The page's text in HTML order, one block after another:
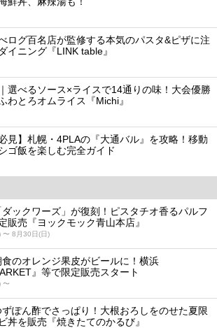
ログ百名店が監修する本気のパスタ&ピザに注
イニング『LINK table』
選べるソース×ライスで14通りの味！大会優勝
わとろオムライス『Michi』
見】札幌・4PLAの『大通バル』を攻略！移動
ゴ飯を楽しむ完全ガイド
ックワーズ」が復刻！ピスタチオ香るパルフ
販売『ヨックモック青山本店』
〜 8月30日(日)
のオレンジ果皮がビールに！横浜
』等で限定販売スタート
〜
ぽん酢でさっぱり！大根おろしをのせた夏限
丼を販売『焼きたてのかるび』